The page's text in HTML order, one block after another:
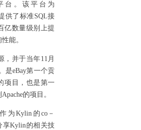
台。该平台为
供了标准SQL接
亿数量级别上提
能。
，并于当年11月
是eBay第一个贡
项目，也是第一
的项目。
为Kylin的co－
享Kylin的相关技